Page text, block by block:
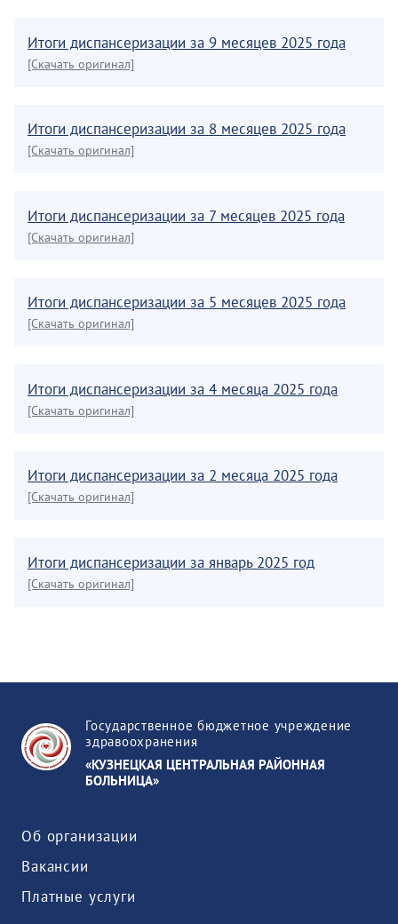
Итоги диспансеризации за 9 месяцев 2025 года
[Скачать оригинал]
Итоги диспансеризации за 8 месяцев 2025 года
[Скачать оригинал]
Итоги диспансеризации за 7 месяцев 2025 года
[Скачать оригинал]
Итоги диспансеризации за 5 месяцев 2025 года
[Скачать оригинал]
Итоги диспансеризации за 4 месяца 2025 года
[Скачать оригинал]
Итоги диспансеризации за 2 месяца 2025 года
[Скачать оригинал]
Итоги диспансеризации за январь 2025 год
[Скачать оригинал]
Государственное бюджетное учреждение
здравоохранения
«КУЗНЕЦКАЯ ЦЕНТРАЛЬНАЯ РАЙОННАЯ
БОЛЬНИЦА»
Об организации
Вакансии
Платные услуги